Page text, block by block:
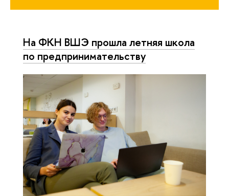
На ФКН ВШЭ прошла летняя школа
по предпринимательству